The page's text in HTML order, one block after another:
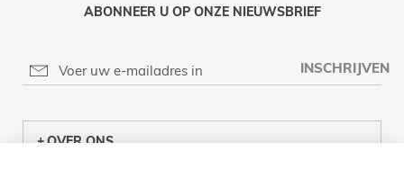
ABONNEER U OP ONZE NIEUWSBRIEF
INSCHRIJVEN
OVER ONS